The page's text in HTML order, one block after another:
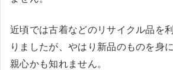
近頃では古着などのリサイクル品を
りましたが、やはり新品のものを身
親心かも知れません。